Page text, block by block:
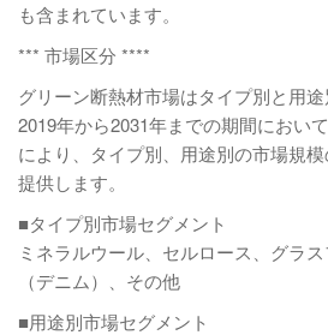
も含まれています。
*** 市場区分 ****
グリーン断熱材市場はタイプ別と用途
2019年から2031年までの期間におい
により、タイプ別、用途別の市場規
提供します。
■タイプ別市場セグメント
ミネラルウール、セルロース、グラ
（デニム）、その他
■用途別市場セグメント